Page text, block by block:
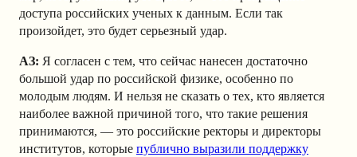
доступа российских ученых к данным. Если так
произойдет, это будет серьезный удар.
АЗ: Я согласен с тем, что сейчас нанесен достаточно
большой удар по российской физике, особенно по
молодым людям. И нельзя не сказать о тех, кто является
наиболее важной причиной того, что такие решения
принимаются, — это российские ректоры и директоры
институтов, которые публично выразили поддержку